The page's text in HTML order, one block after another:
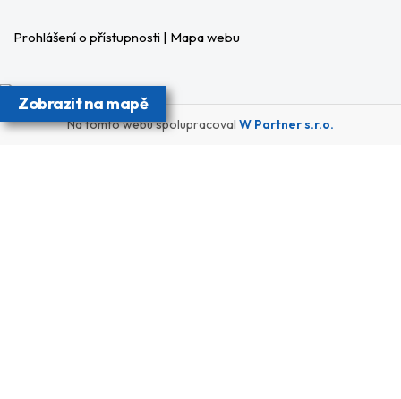
Prohlášení o přístupnosti | Mapa webu
Zobrazit na mapě
Na tomto webu spolupracoval W Partner s.r.o.